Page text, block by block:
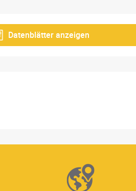
Datenblätter anzeigen